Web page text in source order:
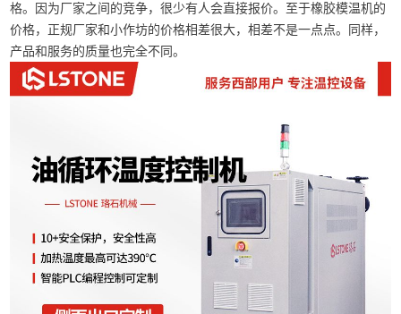
格。因为厂家之间的竞争，很少有人会直接报价。至于橡胶模温机的
价格，正规厂家和小作坊的价格相差很大，相差不是一点点。同样，
产品和服务的质量也完全不同。